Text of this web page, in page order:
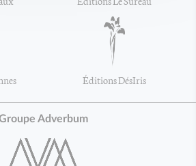
Éditions DésIris
Adverbum